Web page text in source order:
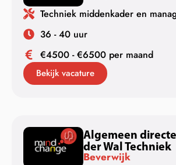
Techniek middenkader en
36 - 40 uur
€4500 - €6500 per maand
Bekijk vacature
Algemeen
der Wal Techniek
Beverwijk